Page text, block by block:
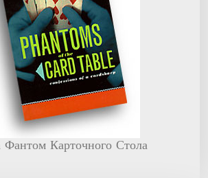
Фантом Карточного Стола